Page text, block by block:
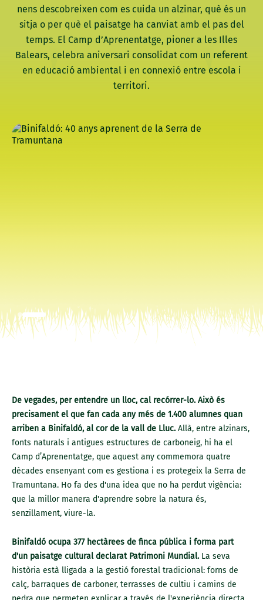
nens descobreixen com es cuida un alzinar, què és un
sitja o per què el paisatge ha canviat amb el pas del
temps. El Camp d’Aprenentatge, pioner a les Illes
Balears, celebra aniversari consolidat com un referent
en educació ambiental i en connexió entre escola i
territori.
De vegades, per entendre un lloc, cal recórrer-lo. Això és
precisament el que fan cada any més de 1.400 alumnes quan
arriben a Binifaldó, al cor de la vall de Lluc.Allà, entre alzinars,
fonts naturals i antigues estructures de carboneig, hi ha el
Camp d’Aprenentatge, que aquest any commemora quatre
dècades ensenyant com es gestiona i es protegeix la Serra de
Tramuntana. Ho fa des d'una idea que no ha perdut vigència:
que la millor manera d'aprendre sobre la natura és,
senzillament, viure-la.
Binifaldó ocupa 377 hectàrees de finca pública i forma part
d'un paisatge cultural declarat Patrimoni Mundial.La seva
història està lligada a la gestió forestal tradicional: forns de
calç, barraques de carboner, terrasses de cultiu i camins de